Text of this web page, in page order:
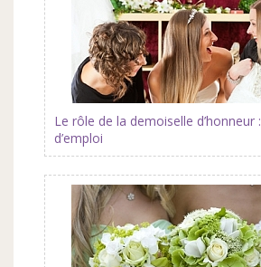
Le rôle de la demoiselle d’honneur
d’emploi